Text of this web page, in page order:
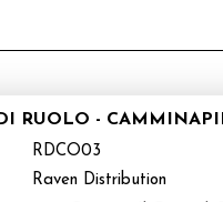
RUOLO -
RDCO03
Raven Distribution